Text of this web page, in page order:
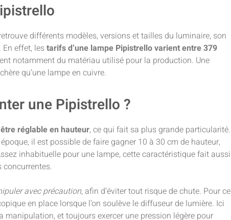
différents modèles, versions et tailles du luminaire, son
effet, lestarifs d’une lampe Pipistrello varient entre 379
notamment du matériau utilisé pour la production. Une
qu’une lampe en cuivre.
une Pipistrello ?
réglable en hauteur, ce qui fait sa plus grande particularité.
il est possible de faire gagner 10 à 30 cm de hauteur,
inhabituelle pour une lampe, cette caractéristique fait aussi
avec précaution, afin d’éviter tout risque de chute. Pour ce
en place lorsque l’on soulève le diffuseur de lumière. Ici
manipulation, et toujours exercer une pression légère pour